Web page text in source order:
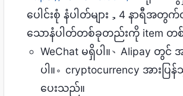
ပေါင်းစုံ နံပါတ်များ，4 နာရီအ
သောနံပါတ်တစ်ခုတည်းကို item တစ်
WeChat မရှိပါ။、Alipay တွင်
ပါ။。cryptocurrency အားပြ
ပေးသည်။